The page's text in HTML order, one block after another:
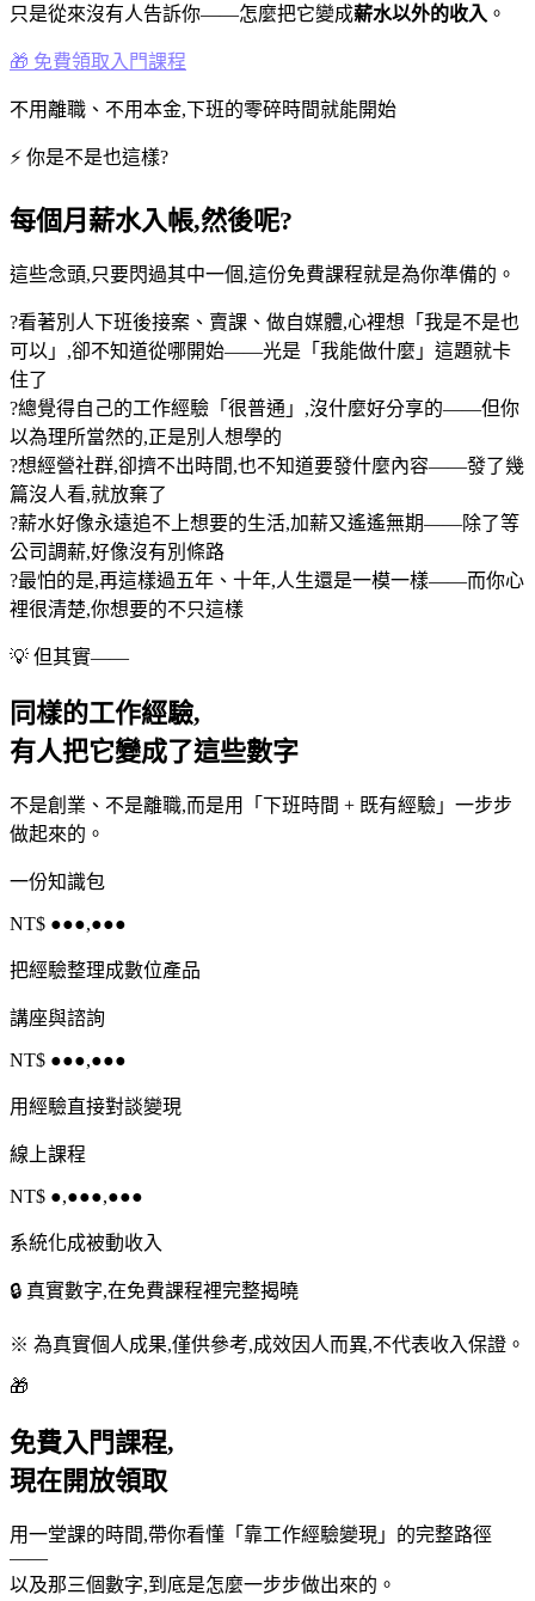
只是從來沒有人告訴你——怎麼把它變成薪水以外的收入 。
🎁 免費領取入門課程
不用離職、不用本金,下班的零碎時間就能開始
⚡ 你是不是也這樣?
每個月薪水入帳,然後呢?
這些念頭,只要閃過其中一個,這份免費課程就是為你準備的。
?看著別人下班後接案、賣課、做自媒體,心裡想「我是不是也
可以」,卻不知道從哪開始——光是「我能做什麼」這題就卡
住了
?總覺得自己的工作經驗「很普通」,沒什麼好分享的——但你
以為理所當然的,正是別人想學的
?想經營社群,卻擠不出時間,也不知道要發什麼內容——發了幾
篇沒人看,就放棄了
?薪水好像永遠追不上想要的生活,加薪又遙遙無期——除了等
公司調薪,好像沒有別條路
?最怕的是,再這樣過五年、十年,人生還是一模一樣——而你心
裡很清楚,你想要的不只這樣
💡 但其實——
同樣的工作經驗,
有人把它變成了這些數字
不是創業、不是離職,而是用「下班時間 + 既有經驗」一步步
做起來的。
一份知識包
NT$ ●●●,●●●
把經驗整理成數位產品
講座與諮詢
NT$ ●●●,●●●
用經驗直接對談變現
線上課程
NT$ ●,●●●,●●●
系統化成被動收入
🔒 真實數字,在免費課程裡完整揭曉
※ 為真實個人成果,僅供參考,成效因人而異,不代表收入保證。
🎁
免費入門課程,
現在開放領取
用一堂課的時間,帶你看懂「靠工作經驗變現」的完整路徑
——
以及那三個數字,到底是怎麼一步步做出來的。